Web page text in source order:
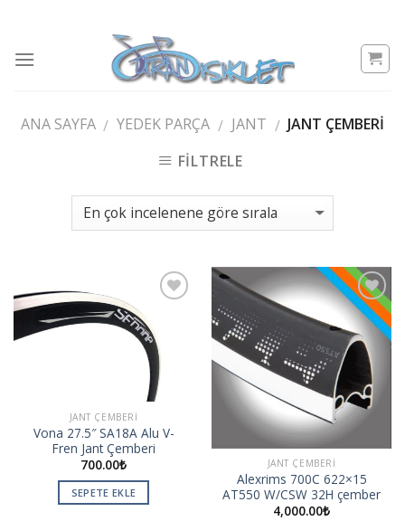
content
ANA SAYFA / YEDEK PARÇA / JANT / JANT ÇEMBERI
FILTRELE
wishlist
JANT ÇEMBERI
Vona 27.5″ SA18A Alu V-
Fren Jant Çemberi
700.00₺
SEPETE EKLE
Add to
wishlist
JANT ÇEMBERI
Alexrims 700C 622×15
AT550 W/CSW 32H çember
4,000.00₺